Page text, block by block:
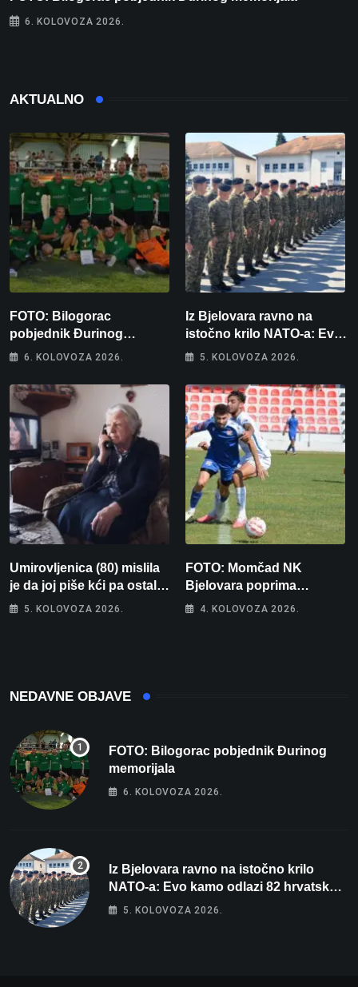
6. KOLOVOZA 2026.
AKTUALNO
FOTO: Bilogorac
pobjednik Đurinog
memorijala
6. KOLOVOZA 2026.
Iz Bjelovara ravno na
istočno krilo NATO-a: Evo
kamo odlazi 82 hrvatska
5. KOLOVOZA 2026.
Umirovljenica (80) mislila
je da joj piše kći pa ostala
bez 1000 eura
5. KOLOVOZA 2026.
FOTO: Momčad NK
Bjelovara poprima
jesenski izgled
4. KOLOVOZA 2026.
NEDAVNE OBJAVE
FOTO: Bilogorac pobjednik Đurinog
memorijala
6. KOLOVOZA 2026.
Iz Bjelovara ravno na istočno krilo
NATO-a: Evo kamo odlazi 82 hrvatska
vojnika i 6 vojnikinja
5. KOLOVOZA 2026.